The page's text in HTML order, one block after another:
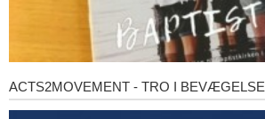
Acts2Movement
-
ACTS2MOVEMENT - TRO I BEVÆGELSE